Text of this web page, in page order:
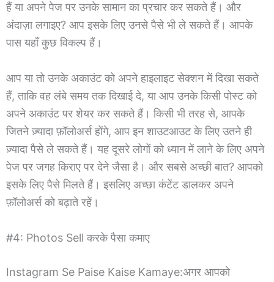
हैं या अपने पेज पर उनके सामान का प्रचार कर सकते हैं। और
अंदाज़ा लगाइए? आप इसके लिए उनसे पैसे भी ले सकते हैं। आपके
पास यहाँ कुछ विकल्प हैं।
आप या तो उनके अकाउंट को अपने हाइलाइट सेक्शन में दिखा सकते
हैं, ताकि वह लंबे समय तक दिखाई दे, या आप उनके किसी पोस्ट को
अपने अकाउंट पर शेयर कर सकते हैं। किसी भी तरह से, आपके
जितने ज़्यादा फ़ॉलोअर्स होंगे, आप इन शाउटआउट के लिए उतने ही
ज़्यादा पैसे ले सकते हैं। यह दूसरे लोगों को ध्यान में लाने के लिए अपने
पेज पर जगह किराए पर देने जैसा है। और सबसे अच्छी बात? आपको
इसके लिए पैसे मिलते हैं। इसलिए अच्छा कंटेंट डालकर अपने
फ़ॉलोअर्स को बढ़ाते रहें।
#4: Photos Sell करके पैसा कमाए
Instagram Se Paise Kaise Kamaye:अगर आपको